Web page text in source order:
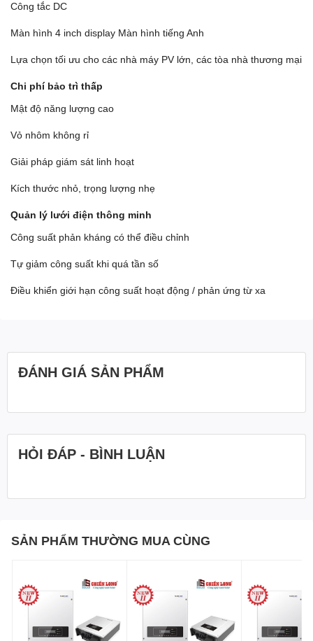
Công tắc DC
Màn hình 4 inch display Màn hình tiếng Anh
Lựa chọn tối ưu cho các nhà máy PV lớn, các tòa nhà thương mại
Chi phí bảo trì thấp
Mật độ năng lượng cao
Vỏ nhôm không rỉ
Giải pháp giám sát linh hoạt
Kích thước nhỏ, trọng lượng nhẹ
Quản lý lưới điện thông minh
Công suất phản kháng có thể điều chỉnh
Tự giảm công suất khi quá tần số
Điều khiển giới hạn công suất hoạt động / phản ứng từ xa
ĐÁNH GIÁ SẢN PHẨM
HỎI ĐÁP - BÌNH LUẬN
SẢN PHẨM THƯỜNG MUA CÙNG